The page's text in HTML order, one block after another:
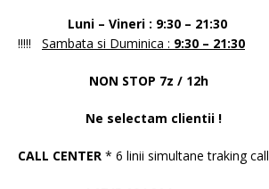
Luni – Vineri : 9:30 – 21:30
!!!!! Sambata si Duminica : 9:30 – 21:30
NON STOP 7z / 12h
Ne selectam clientii !
CALL CENTER * 6 linii simultane traking call